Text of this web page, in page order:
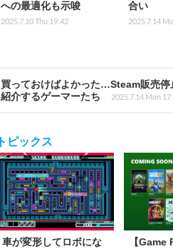
への最適化も示唆
2025.7.10 Thu 19:42
合い
2025.7.14
買っておけばよかった…Steam販売
紹介するゲーマーたち
2025.7.14 Mon
トピックス
車が変形してロボにな
【Game